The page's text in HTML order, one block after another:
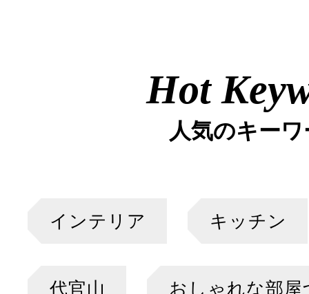
Hot
人気のキー
インテリア キッチン
代官山 おしゃれな部屋